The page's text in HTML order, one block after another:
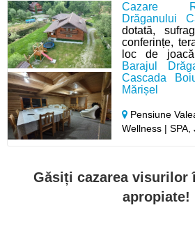
Cazare
Drăganului
dotată,
conferințe,
loc de
Barajul
Cascada
Mărișel
Pensiune
Wellness | SPA,
Găsiți cazarea visurilor
apropiate!